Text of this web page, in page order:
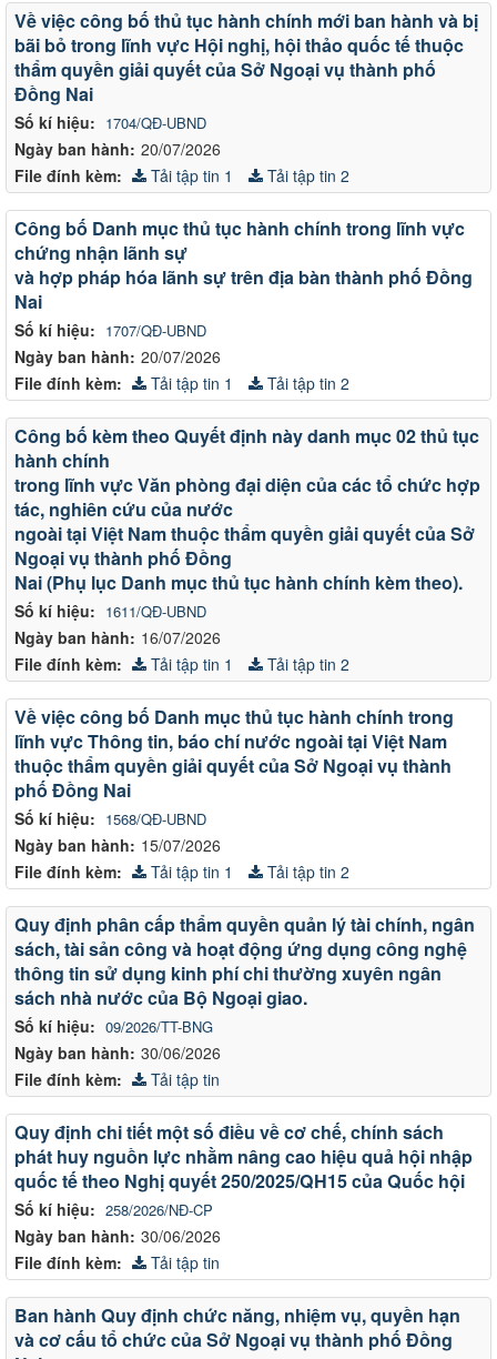
Văn
bản
Số kí hiệu: 1704/QĐ-UBND
Ngày ban hành: 20/07/2026
Về việc công bố thủ tục hành chính mới ban hành và bị
bãi bỏ trong lĩnh vực Hội nghị, hội thảo quốc tế thuộc
thẩm quyền giải quyết của Sở Ngoại vụ thành phố
Đồng Nai
File đính kèm: Tải tập tin 1 Tải tập tin 2
Số kí hiệu: 1707/QĐ-UBND
Ngày ban hành: 20/07/2026
Công bố Danh mục thủ tục hành chính trong lĩnh vực
chứng nhận lãnh sự
và hợp pháp hóa lãnh sự trên địa bàn thành phố Đồng
Nai
File đính kèm: Tải tập tin 1 Tải tập tin 2
Số kí hiệu: 1611/QĐ-UBND
Ngày ban hành: 16/07/2026
Công bố kèm theo Quyết định này danh mục 02 thủ tục
hành chính
trong lĩnh vực Văn phòng đại diện của các tổ chức hợp
tác, nghiên cứu của nước
ngoài tại Việt Nam thuộc thẩm quyền giải quyết của Sở
Ngoại vụ thành phố Đồng
Nai (Phụ lục Danh mục thủ tục hành chính kèm theo).
File đính kèm: Tải tập tin 1 Tải tập tin 2
Số kí hiệu: 1568/QĐ-UBND
Ngày ban hành: 15/07/2026
Về việc công bố Danh mục thủ tục hành chính trong
lĩnh vực Thông tin, báo chí nước ngoài tại Việt Nam
thuộc thẩm quyền giải quyết của Sở Ngoại vụ thành
phố Đồng Nai
File đính kèm: Tải tập tin 1 Tải tập tin 2
Số kí hiệu: 09/2026/TT-BNG
Ngày ban hành: 30/06/2026
Quy định phân cấp thẩm quyền quản lý tài chính, ngân
sách, tài sản công và hoạt động ứng dụng công nghệ
thông tin sử dụng kinh phí chi thường xuyên ngân
sách nhà nước của Bộ Ngoại giao.
File đính kèm: Tải tập tin
Số kí hiệu: 258/2026/NĐ-CP
Ngày ban hành: 30/06/2026
Quy định chi tiết một số điều về cơ chế, chính sách
phát huy nguồn lực nhằm nâng cao hiệu quả hội nhập
quốc tế theo Nghị quyết 250/2025/QH15 của Quốc hội
File đính kèm: Tải tập tin
Ban hành Quy định chức năng, nhiệm vụ, quyền hạn
và cơ cấu tổ chức của Sở Ngoại vụ thành phố Đồng